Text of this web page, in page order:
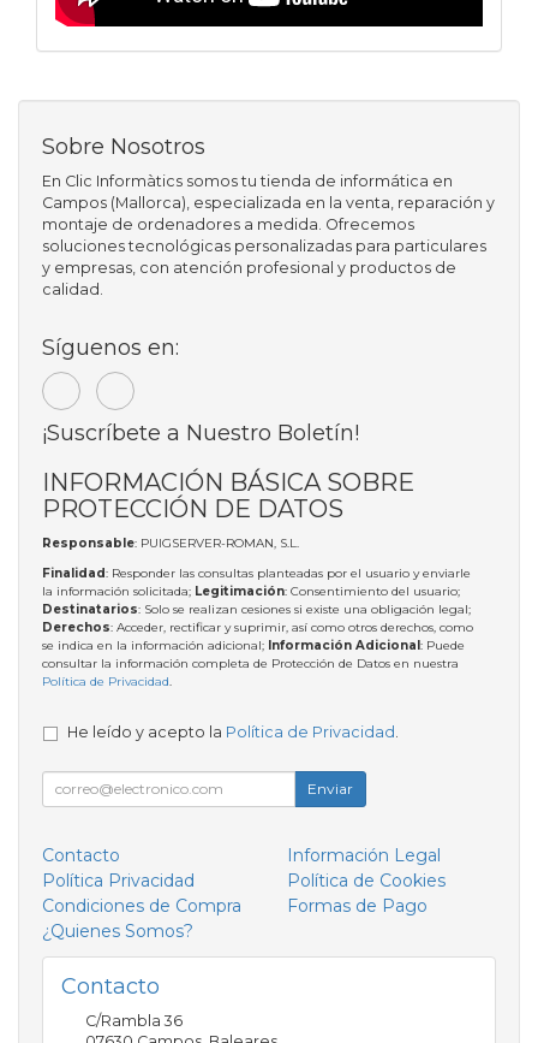
Sobre Nosotros
En Clic Informàtics somos tu tienda de informática en
Campos (Mallorca), especializada en la venta, reparación y
montaje de ordenadores a medida. Ofrecemos
soluciones tecnológicas personalizadas para particulares
y empresas, con atención profesional y productos de
calidad.
Síguenos en:
¡Suscríbete a Nuestro Boletín!
INFORMACIÓN BÁSICA SOBRE
PROTECCIÓN DE DATOS
Responsable: PUIGSERVER-ROMAN, S.L.
Finalidad: Responder las consultas planteadas por el usuario y enviarle
la información solicitada; Legitimación: Consentimiento del usuario;
Destinatarios: Solo se realizan cesiones si existe una obligación legal;
Derechos: Acceder, rectificar y suprimir, así como otros derechos, como
se indica en la información adicional; Información Adicional: Puede
consultar la información completa de Protección de Datos en nuestra
Política de Privacidad.
He leído y acepto la Política de Privacidad
Enviar
Contacto
Información Legal
Política Privacidad
Política de Cookies
Condiciones de Compra
Formas de Pago
¿Quienes Somos?
Contacto
C/Rambla 36